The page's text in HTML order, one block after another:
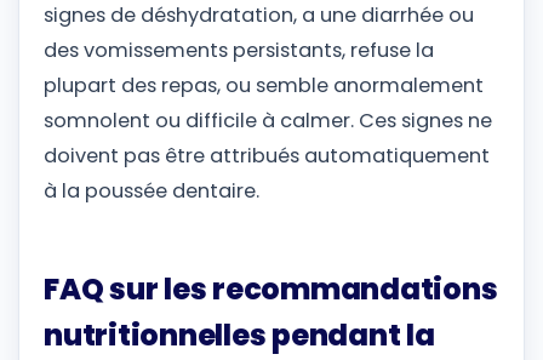
signes de déshydratation, a une diarrhée ou
des vomissements persistants, refuse la
plupart des repas, ou semble anormalement
somnolent ou difficile à calmer. Ces signes ne
doivent pas être attribués automatiquement
à la poussée dentaire.
FAQ sur les recommandations
nutritionnelles pendant la